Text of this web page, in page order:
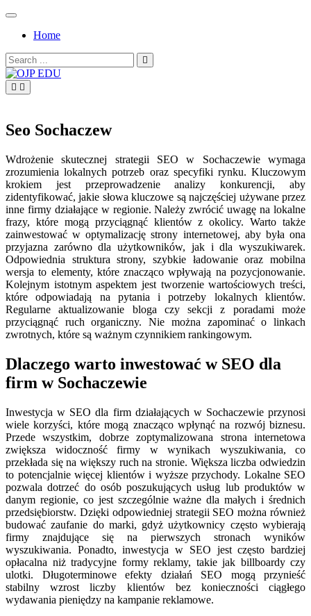
Skip
contentHome
Search
for:
Seo Sochaczew
Wdrożenie skutecznej strategii SEO w Sochaczewie wymaga
zrozumienia lokalnych potrzeb oraz specyfiki rynku. Kluczowym
krokiem jest przeprowadzenie analizy konkurencji, aby
zidentyfikować, jakie słowa kluczowe są najczęściej używane przez
inne firmy działające w regionie. Należy zwrócić uwagę na lokalne
frazy, które mogą przyciągnąć klientów z okolicy. Warto także
zainwestować w optymalizację strony internetowej, aby była ona
przyjazna zarówno dla użytkowników, jak i dla wyszukiwarek.
Odpowiednia struktura strony, szybkie ładowanie oraz mobilna
wersja to elementy, które znacząco wpływają na pozycjonowanie.
Kolejnym istotnym aspektem jest tworzenie wartościowych treści,
które odpowiadają na pytania i potrzeby lokalnych klientów.
Regularne aktualizowanie bloga czy sekcji z poradami może
przyciągnąć ruch organiczny. Nie można zapominać o linkach
zwrotnych, które są ważnym czynnikiem rankingowym.
Dlaczego warto inwestować w SEO dla
firm w Sochaczewie
Inwestycja w SEO dla firm działających w Sochaczewie przynosi
wiele korzyści, które mogą znacząco wpłynąć na rozwój biznesu.
Przede wszystkim, dobrze zoptymalizowana strona internetowa
zwiększa widoczność firmy w wynikach wyszukiwania, co
przekłada się na większy ruch na stronie. Większa liczba odwiedzin
to potencjalnie więcej klientów i wyższe przychody. Lokalne SEO
pozwala dotrzeć do osób poszukujących usług lub produktów w
danym regionie, co jest szczególnie ważne dla małych i średnich
przedsiębiorstw. Dzięki odpowiedniej strategii SEO można również
budować zaufanie do marki, gdyż użytkownicy często wybierają
firmy znajdujące się na pierwszych stronach wyników
wyszukiwania. Ponadto, inwestycja w SEO jest często bardziej
opłacalna niż tradycyjne formy reklamy, takie jak billboardy czy
ulotki. Długoterminowe efekty działań SEO mogą przynieść
stabilny wzrost liczby klientów bez konieczności ciągłego
wydawania pieniędzy na kampanie reklamowe.